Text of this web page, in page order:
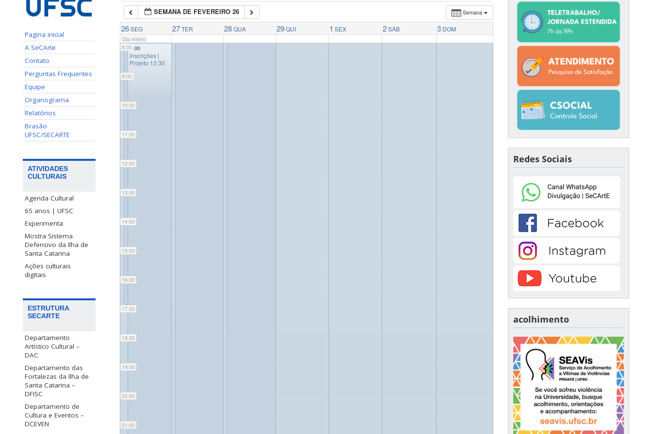
Pagina inicial
A SeCArte
Contato
Perguntas Frequentes
Equipe
Organograma
Relatórios
Brasão
UFSC/SECARTE
ATIVIDADES
CULTURAIS
Agenda Cultural
65 anos | UFSC
Experimenta
Mostra Sistema
Defensivo da Ilha de
Santa Catarina
Ações culturais
digitais
ESTRUTURA
SECARTE
Departamento
Artístico Cultural –
DAC
Departamento das
Fortalezas da Ilha de
Santa Catarina –
DFISC
Departamento de
Cultura e Eventos –
DCEVEN
Semana
SEMANA DE FEVEREIRO 26
26 SEG 27 TER 28 QUA 29 QUI 1 SEX 2 SÁB 3 DOM
Dia inteiro
7:00
8:00
9:00
10:00
11:00
12:00
13:00
14:00
15:00
16:00
17:00
18:00
19:00
20:00
21:00
8:00
Inscrições |
Projeto 12:30
Redes Sociais
acolhimento